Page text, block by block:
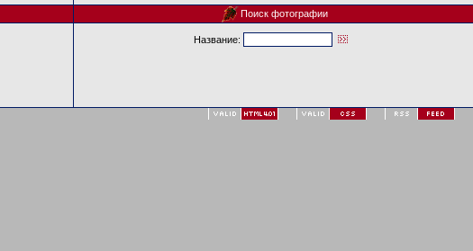
Поиск фотографии
Название: